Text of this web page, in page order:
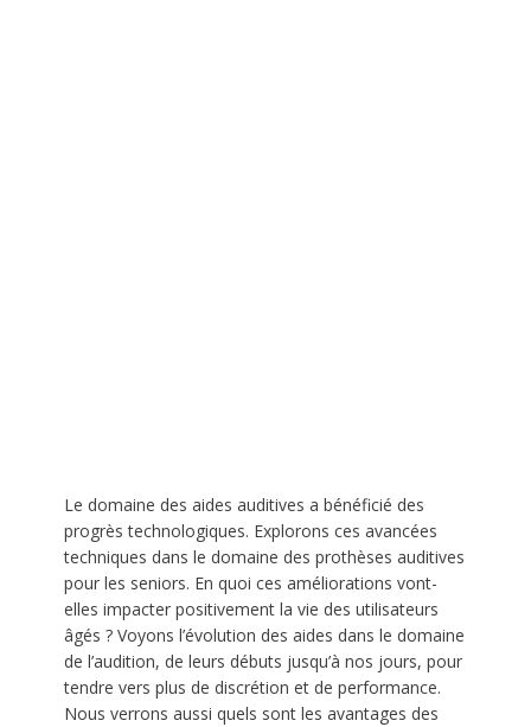
Le domaine des aides auditives a bénéficié des
progrès technologiques. Explorons ces avancées
techniques dans le domaine des prothèses auditives
pour les seniors. En quoi ces améliorations vont-
elles impacter positivement la vie des utilisateurs
âgés ? Voyons l’évolution des aides dans le domaine
de l’audition, de leurs débuts jusqu’à nos jours, pour
tendre vers plus de discrétion et de performance.
Nous verrons aussi quels sont les avantages des